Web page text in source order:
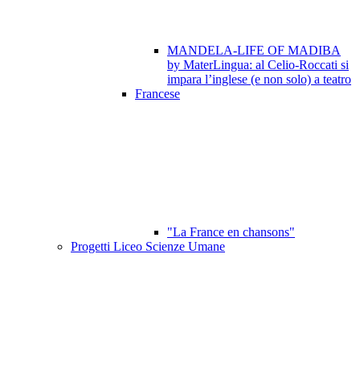
MANDELA-LIFE OF MADIBA
by MaterLingua: al Celio-Roccati si
impara l’inglese (e non solo) a teatro
Francese
"La France en chansons"
Progetti Liceo Scienze Umane